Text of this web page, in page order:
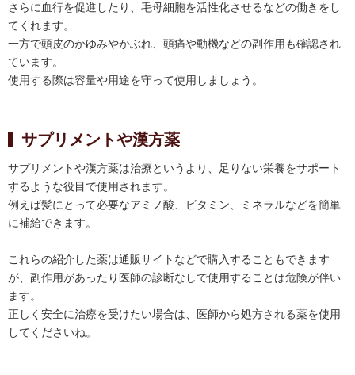
さらに血行を促進したり、毛母細胞を活性化させるなどの働きをし
てくれます。
一方で頭皮のかゆみやかぶれ、頭痛や動機などの副作用も確認され
ています。
使用する際は容量や用途を守って使用しましょう。
サプリメントや漢方薬
サプリメントや漢方薬は治療というより、足りない栄養をサポート
するような役目で使用されます。
例えば髪にとって必要なアミノ酸、ビタミン、ミネラルなどを簡単
に補給できます。
これらの紹介した薬は通販サイトなどで購入することもできます
が、副作用があったり医師の診断なしで使用することは危険が伴い
ます。
正しく安全に治療を受けたい場合は、医師から処方される薬を使用
してくださいね。